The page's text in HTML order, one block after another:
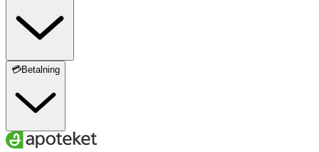
💳Betalning